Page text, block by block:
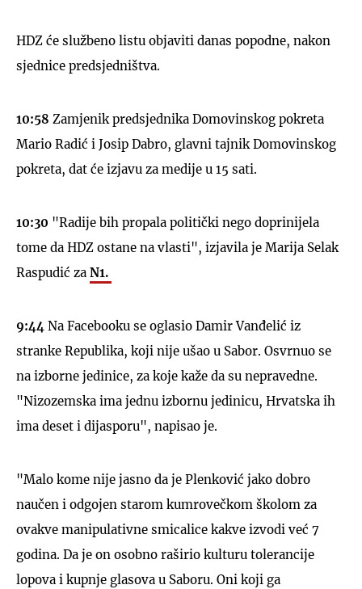
HDZ će službeno listu objaviti danas popodne, nakon
sjednice predsjedništva.
10:58 Zamjenik predsjednika Domovinskog pokreta
Mario Radić i Josip Dabro, glavni tajnik Domovinskog
pokreta, dat će izjavu za medije u 15 sati.
10:30 "Radije bih propala politički nego doprinijela
tome da HDZ ostane na vlasti", izjavila je Marija Selak
Raspudić za N1.
9:44 Na Facebooku se oglasio Damir Vanđelić iz
stranke Republika, koji nije ušao u Sabor. Osvrnuo se
na izborne jedinice, za koje kaže da su nepravedne.
"Nizozemska ima jednu izbornu jedinicu, Hrvatska ih
ima deset i dijasporu", napisao je.
"Malo kome nije jasno da je Plenković jako dobro
naučen i odgojen starom kumrovečkom školom za
ovakve manipulativne smicalice kakve izvodi već 7
godina. Da je on osobno raširio kulturu tolerancije
lopova i kupnje glasova u Saboru. Oni koji ga